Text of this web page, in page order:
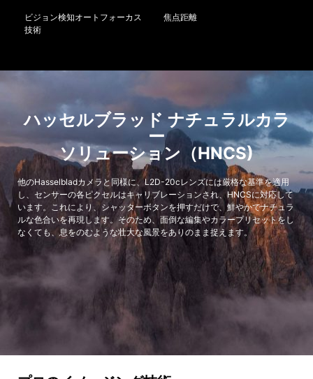
ビジョン検知オートフォーカス
技術
焦点距離
ハッセルブラッド ナチュラルカラ
ー
ソリューション（HNCS)
他のHasselbladカメラと同様に、L2D-20cレンズには厳格な基準を適用
し、センサーの各ピクセルはキャリブレーションされ、HNCSに対応して
います。これにより、シャッターボタンを押すだけで、鮮やかでナチュラ
ルな色合いを再現します。そのため、面倒な編集やカラープリセットをし
なくても、息をのむような壮大な風景をありのまま捉えます。